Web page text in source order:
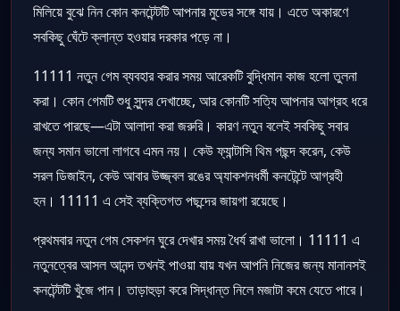
মিলিয়ে বুঝে নিন কোন কনটেন্টটি আপনার মুডের সঙ্গে যায়। এতে অকারণে
সবকিছু ঘেঁটে ক্লান্ত হওয়ার দরকার পড়ে না।
11111 নতুন গেম ব্যবহার করার সময় আরেকটি বুদ্ধিমান কাজ হলো তুলনা
করা। কোন গেমটি শুধু সুন্দর দেখাচ্ছে, আর কোনটি সত্যি আপনার আগ্রহ ধরে
রাখতে পারছে—এটা আলাদা করা জরুরি। কারণ নতুন বলেই সবকিছু সবার
জন্য সমান ভালো লাগবে এমন নয়। কেউ ফ্যান্টাসি থিম পছন্দ করেন, কেউ
সরল ডিজাইন, কেউ আবার উজ্জ্বল রঙের অ্যাকশনধর্মী কনটেন্টে আগ্রহী
হন। 11111 এ সেই ব্যক্তিগত পছন্দের জায়গা রয়েছে।
প্রথমবার নতুন গেম সেকশন ঘুরে দেখার সময় ধৈর্য রাখা ভালো। 11111 এ
নতুনত্বের আসল আনন্দ তখনই পাওয়া যায় যখন আপনি নিজের জন্য মানানসই
কনটেন্টটি খুঁজে পান। তাড়াহুড়া করে সিদ্ধান্ত নিলে মজাটা কমে যেতে পারে।